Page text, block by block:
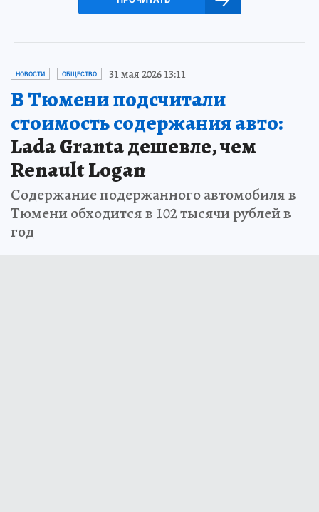
НОВОСТИ ОБЩЕСТВО 31 мая 2026 13:11
В Тюмени подсчитали
стоимость содержания авто:
Lada Granta дешевле, чем
Renault Logan
Содержание подержанного автомобиля в
Тюмени обходится в 102 тысячи рублей в
год